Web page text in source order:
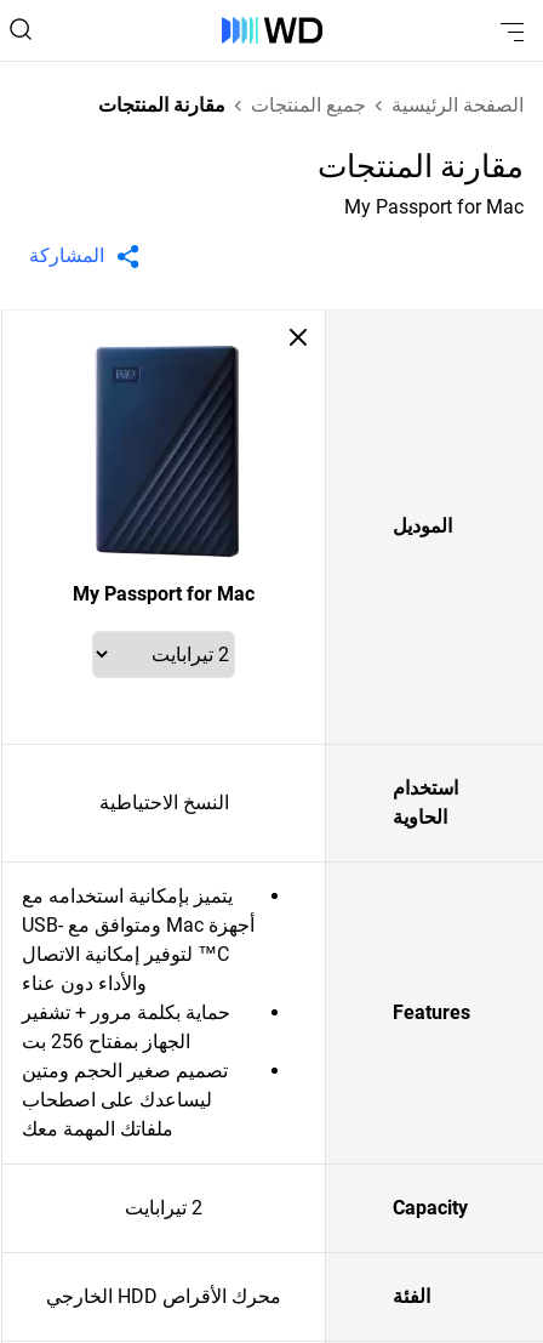
الصفحة الرئيسية جميع المنتجات مقارنة المنتجات
مقارنة المنتجات
My Passport for Mac
المشاركة
الموديل
My Passport for Mac
استخدام
الحاوية
النسخ الاحتياطية
Features
يتميز بإمكانية استخدامه مع
أجهزة Mac ومتوافق مع USB-
C™ لتوفير إمكانية الاتصال
والأداء دون عناء
حماية بكلمة مرور + تشفير
الجهاز بمفتاح 256 بت
تصميم صغير الحجم ومتين
ليساعدك على اصطحاب
ملفاتك المهمة معك
Capacity 2 تيرابايت
الفئة محرك الأقراص HDD الخارجي